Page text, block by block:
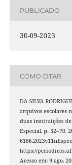
PUBLICADO
30-09-2023
COMO CITAR
DA SILVA
arquivos escolares
duas instituições
Especial, p. 52–70,
https://
Acesso em: 9 ago.